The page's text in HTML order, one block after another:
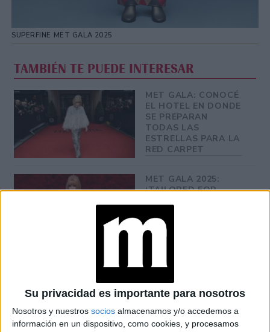
Su privacidad es importante para nosotros
Nosotros y nuestros socios almacenamos y/o accedemos a
información en un dispositivo, como cookies, y procesamos
SUPERFINE MET GALA 2025
TAMBIÉN TE PUEDE INTERESAR
MET GALA: CONOCÉ
EL HOTEL EN DONDE
SE PREPARAN
TODAS LAS
ESTRELLAS PARA LA
RED CARPET
MET GALA 2025:
‘TAILORED FOR
LA IDENTIDAD Y LA
SASTRERÍA HECHA
¿CUÁL ES LA
TEMÁTICA Y
QUIÉNES SON LOS
CO-ANFITRIONES?